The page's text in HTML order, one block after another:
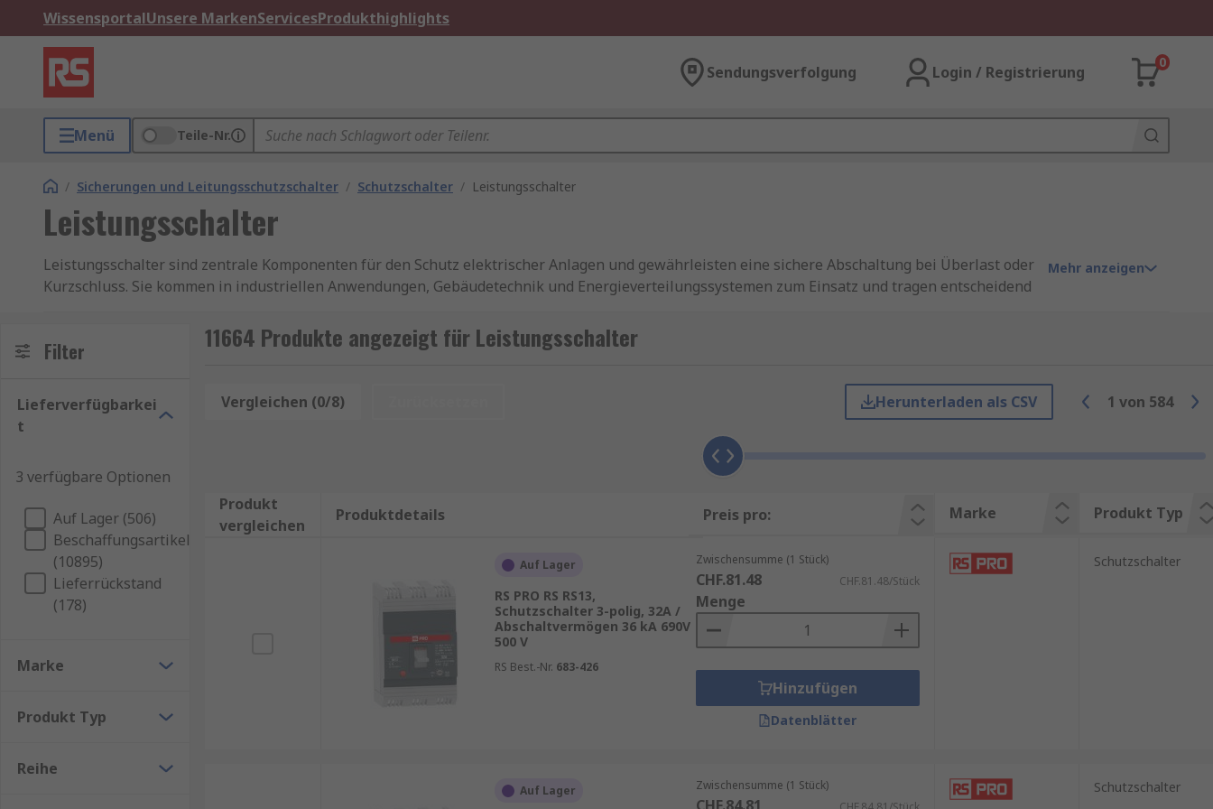
WissensportalUnsere MarkenServicesProdukthighlights
Sendungsverfolgung Login / Registrierung
0
Menü Teile-Nr.
/ Sicherungen und Leitungsschutzschalter / Schutzschalter / Leistungsschalter
Leistungsschalter
Leistungsschalter sind zentrale Komponenten für den Schutz elektrischer Anlagen und gewährleisten eine sichere Abschaltung bei Überlast oder
Kurzschluss. Sie kommen in industriellen Anwendungen, Gebäudetechnik und Energieverteilungssystemen zum Einsatz und tragen entscheidend
Anwendungen wie Leistungsschalter 16A, die eine zuverlässige Absicherung bei niedrigeren Stromstärken ermöglichen.
Leistungsschalter sind darauf ausgelegt, elektrische Systeme vor Schäden zu schützen und gleichzeitig einen stabilen Betrieb sicherzustellen. Sie
Produkttypen wie
Leistungsschalter-Zubehör
Unterschiedliche Polanzahlen:
3- und 4 -polig
Varianten für verschiedene Nennströme wie 16A, 20A, 25A, 40A, 100A, 160A und 250A
Zuverlässige Auslösung bei Überlast und Kurzschluss
Kompakte Bauformen für platzsparende Installationen
Typen, Varianten und Einsatzbereiche
Leistungsschalter sind in einer Vielzahl von Ausführungen erhältlich, die auf unterschiedliche Anforderungen in der Energieverteilung
zugeschnitten sind. Dabei reicht das Spektrum von kleineren Anwendungen bis hin zu industriellen Hochleistungsanlagen.
Typische Varianten:
Mehr anzeigen
Filter
Lieferverfügbarkei
t
3 verfügbare Optionen
Auf Lager (506)
Beschaffungsartikel
(10895)
Lieferrückstand
(178)
Marke
Produkt Typ
Reihe
11664 Produkte angezeigt für Leistungsschalter
Vergleichen (0/8) Herunterladen als CSV 1 von 584
Produkt
vergleichen
Produktdetails Preis pro: Marke Produkt Typ
Auf Lager
RS PRO RS RS13,
Schutzschalter 3-polig, 32A /
Abschaltvermögen 36 kA 690V
500 V
RS Best.-Nr. 683-426
Zwischensumme (1 Stück)
CHF.81.48 CHF.81.48/Stück
Menge
Hinzufügen
Datenblätter
Schutzschalter
Auf Lager Zwischensumme (1 Stück) Schutzschalter